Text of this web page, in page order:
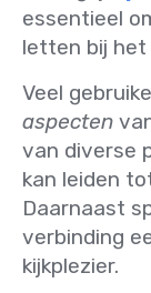
essentieel
letten bij
Veel
aspecten
van diverse
kan leiden
Daarnaast
verbinding
kijkplezier.